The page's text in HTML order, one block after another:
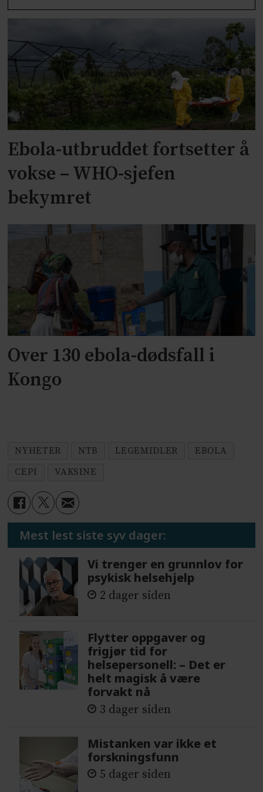
Ebola-utbruddet fortsetter å
vokse – WHO-sjefen
bekymret
Over 130 ebola-dødsfall i
Kongo
NYHETER NTB LEGEMIDLER
EBOLA
CEPI
VAKSINE
Mest lest siste syv dager:
Vi trenger en grunnlov for
psykisk helsehjelp
2 dager siden
Flytter oppgaver og
frigjør tid for
helsepersonell: – Det er
helt magisk å være
forvakt nå
3 dager siden
Mistanken var ikke et
forskningsfunn
5 dager siden